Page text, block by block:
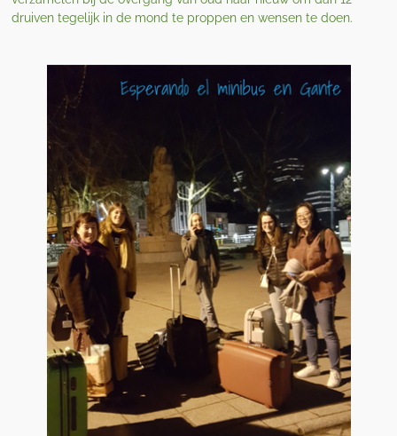
druiven tegelijk in de mond te proppen en wensen te doen.